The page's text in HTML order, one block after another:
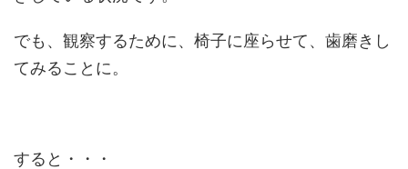
でも、観察するために、椅子に座らせて、歯磨きし
てみることに。
すると・・・